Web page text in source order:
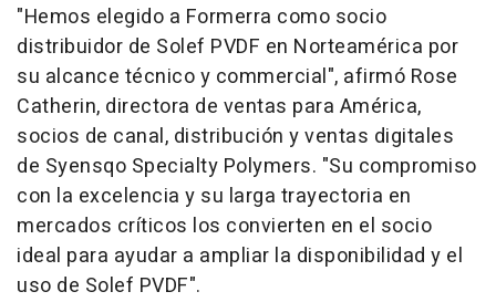
"Hemos elegido a Formerra como socio
distribuidor de Solef PVDF en Norteamérica por
su alcance técnico y commercial", afirmó Rose
Catherin, directora de ventas para América,
socios de canal, distribución y ventas digitales
de Syensqo Specialty Polymers. "Su compromiso
con la excelencia y su larga trayectoria en
mercados críticos los convierten en el socio
ideal para ayudar a ampliar la disponibilidad y el
uso de Solef PVDF".